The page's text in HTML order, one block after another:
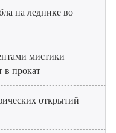
на леднике во
мистики
в прокат
открытий